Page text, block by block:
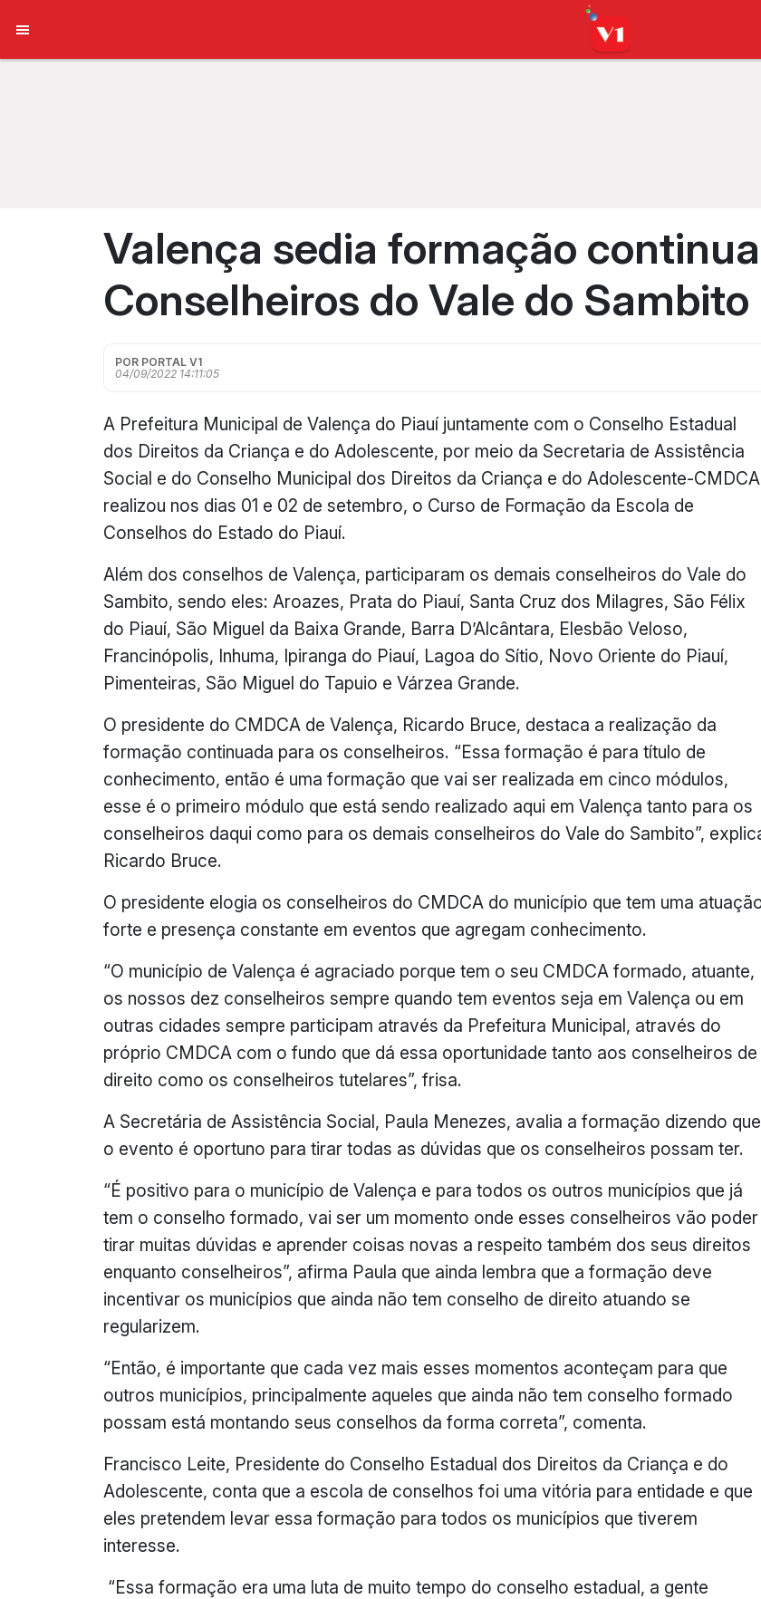
Valença sedia formação
Conselheiros do Vale do Sambito
POR PORTAL V1
04/09/2022 14:11:05
A Prefeitura Municipal de Valença do Piauí juntamente com o Conselho Estadual
dos Direitos da Criança e do Adolescente, por meio da Secretaria de Assistência
Social e do Conselho Municipal dos Direitos da Criança e do Adolescente-
realizou nos dias 01 e 02 de setembro, o Curso de Formação da Escola de
Conselhos do Estado do Piauí.
Além dos conselhos de Valença, participaram os demais conselheiros do Vale do
Sambito, sendo eles: Aroazes, Prata do Piauí, Santa Cruz dos Milagres, São Félix
do Piauí, São Miguel da Baixa Grande, Barra D’Alcântara, Elesbão Veloso,
Francinópolis, Inhuma, Ipiranga do Piauí, Lagoa do Sítio, Novo Oriente do Piauí,
Pimenteiras, São Miguel do Tapuio e Várzea Grande.
O presidente do CMDCA de Valença, Ricardo Bruce, destaca a realização da
formação continuada para os conselheiros. “Essa formação é para título de
conhecimento, então é uma formação que vai ser realizada em cinco módulos,
esse é o primeiro módulo que está sendo realizado aqui em Valença tanto para os
conselheiros daqui como para os demais conselheiros do Vale do Sambito”,
Ricardo Bruce.
O presidente elogia os conselheiros do CMDCA do município que tem uma
forte e presença constante em eventos que agregam conhecimento.
“O município de Valença é agraciado porque tem o seu CMDCA formado, atuante,
os nossos dez conselheiros sempre quando tem eventos seja em Valença ou em
outras cidades sempre participam através da Prefeitura Municipal, através do
próprio CMDCA com o fundo que dá essa oportunidade tanto aos conselheiros de
direito como os conselheiros tutelares”, frisa.
A Secretária de Assistência Social, Paula Menezes, avalia a formação dizendo que
o evento é oportuno para tirar todas as dúvidas que os conselheiros possam ter.
“É positivo para o município de Valença e para todos os outros municípios que já
tem o conselho formado, vai ser um momento onde esses conselheiros vão poder
tirar muitas dúvidas e aprender coisas novas a respeito também dos seus direitos
enquanto conselheiros”, afirma Paula que ainda lembra que a formação deve
incentivar os municípios que ainda não tem conselho de direito atuando se
regularizem.
“Então, é importante que cada vez mais esses momentos aconteçam para que
outros municípios, principalmente aqueles que ainda não tem conselho formado
possam está montando seus conselhos da forma correta”, comenta.
Francisco Leite, Presidente do Conselho Estadual dos Direitos da Criança e do
Adolescente, conta que a escola de conselhos foi uma vitória para entidade e que
eles pretendem levar essa formação para todos os municípios que tiverem
interesse.
“Essa formação era uma luta de muito tempo do conselho estadual, a gente